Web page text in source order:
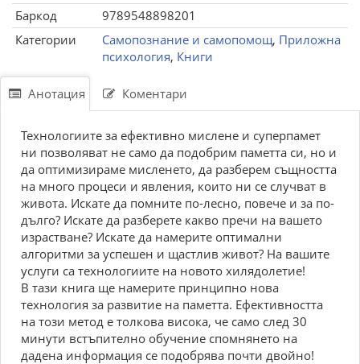
Баркод
9789548898201
Категории
Самопознание и самопомощ, Приложна
психология, Книги
Анотация Коментари
Технологиите за ефективно мислене и суперпамет
ни позволяват не само да подобрим паметта си, но и
да оптимизираме мисленето, да разберем същността
на много процеси и явления, които ни се случват в
живота. Искате да помните по-лесно, повече и за по-
дълго? Искате да разберете какво пречи на вашето
израстване? Искате да намерите оптимални
алгоритми за успешен и щастлив живот? На вашите
услуги са технологиите на новото хилядолетие!
В тази книга ще намерите принципно нова
технология за развитие на паметта. Ефективността
на този метод е толкова висока, че само след 30
минути встъпително обучение спомнянето на
дадена информация се подобрява почти двойно!